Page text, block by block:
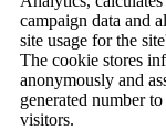
campaign data and
site usage for the
The cookie stores
anonymously and
generated number
visitors.